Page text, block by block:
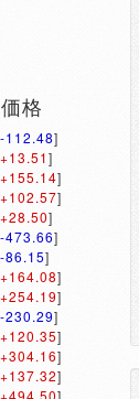
格
-112.48]
+13.51]
+155.14]
+102.57]
+28.50]
-473.66]
-86.15]
+164.08]
+254.19]
-230.29]
+120.35]
+304.16]
+137.32]
+494.50]